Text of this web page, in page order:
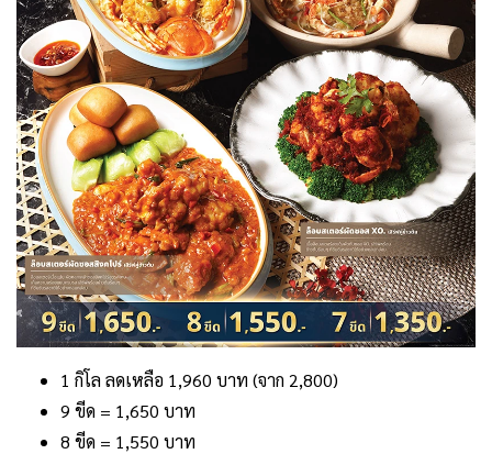
1 กิโล ลดเหลือ 1,960 บาท (จาก 2,800)
9 ขีด = 1,650 บาท
8 ขีด = 1,550 บาท